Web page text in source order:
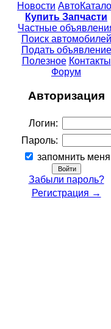
Новости
Купить Запчасти
Частные
Поиск автомобилей
Подать объявление
Полезное Контакты
Форум
Авторизация
Логин:
Пароль:
запомнить меня
Забыли пароль?
Регистрация →